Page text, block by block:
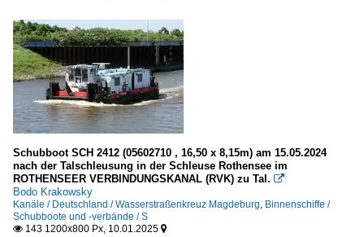
Schubboot SCH 2412 (05602710 , 16,50 x 8,15m) am 15.05.2024
nach der Talschleusung in der Schleuse Rothensee im
ROTHENSEER VERBINDUNGSKANAL (RVK) zu Tal. 
Bodo Krakowsky
Kanäle / Deutschland / Wasserstraßenkreuz Magdeburg Binnenschiffe /
Schubboote und -verbände / S
 143 1200x800 Px, 10.01.2025 